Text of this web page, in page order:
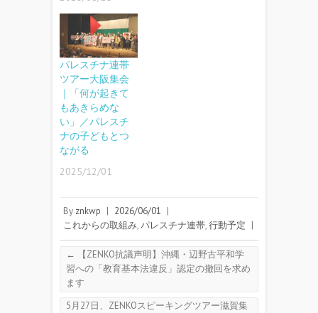
パレスチナ連帯
ツアー大阪集会
｜「何が起きて
もあきらめな
い」／パレスチ
ナの子どもとつ
ながる
2025/12/01
By znkwp | 2026/06/01 |
これからの取組み,パレスチナ連帯,行動予定 |
←
【ZENKO抗議声明】沖縄・辺野古平和学
習への「教育基本法違反」認定の撤回を求め
ます
5月27日、ZENKOスピーキングツアー滋賀集